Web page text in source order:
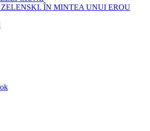
ÎN MINTEA UNUI EROU